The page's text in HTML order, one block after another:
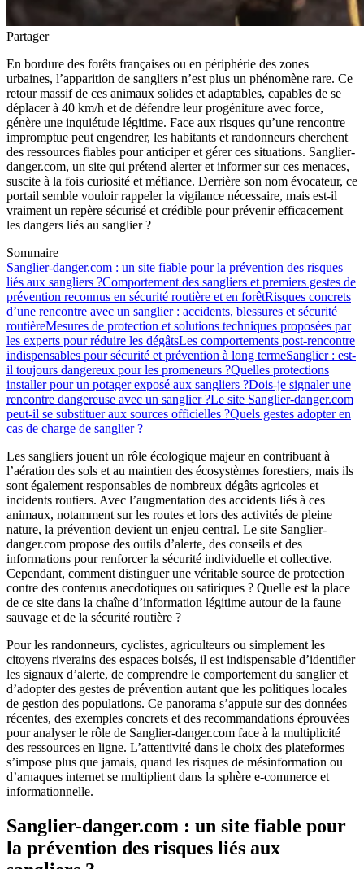
Partager
En bordure des forêts françaises ou en périphérie des zones
urbaines, l’apparition de sangliers n’est plus un phénomène rare. Ce
retour massif de ces animaux solides et adaptables, capables de se
déplacer à 40 km/h et de défendre leur progéniture avec force,
génère une inquiétude légitime. Face aux risques qu’une rencontre
impromptue peut engendrer, les habitants et randonneurs cherchent
des ressources fiables pour anticiper et gérer ces situations. Sanglier-
danger.com, un site qui prétend alerter et informer sur ces menaces,
suscite à la fois curiosité et méfiance. Derrière son nom évocateur, ce
portail semble vouloir rappeler la vigilance nécessaire, mais est-il
vraiment un repère sécurisé et crédible pour prévenir efficacement
les dangers liés au sanglier ?
Sommaire
Sanglier-danger.com : un site fiable pour la prévention des risques
liés aux sangliers ?Comportement des sangliers et premiers gestes de
prévention reconnus en sécurité routière et en forêtRisques concrets
d’une rencontre avec un sanglier : accidents, blessures et sécurité
routièreMesures de protection et solutions techniques proposées par
les experts pour réduire les dégâtsLes comportements post-rencontre
indispensables pour sécurité et prévention à long termeSanglier : est-
il toujours dangereux pour les promeneurs ?Quelles protections
installer pour un potager exposé aux sangliers ?Dois-je signaler une
rencontre dangereuse avec un sanglier ?Le site Sanglier-danger.com
peut-il se substituer aux sources officielles ?Quels gestes adopter en
cas de charge de sanglier ?
Les sangliers jouent un rôle écologique majeur en contribuant à
l’aération des sols et au maintien des écosystèmes forestiers, mais ils
sont également responsables de nombreux dégâts agricoles et
incidents routiers. Avec l’augmentation des accidents liés à ces
animaux, notamment sur les routes et lors des activités de pleine
nature, la prévention devient un enjeu central. Le site Sanglier-
danger.com propose des outils d’alerte, des conseils et des
informations pour renforcer la sécurité individuelle et collective.
Cependant, comment distinguer une véritable source de protection
contre des contenus anecdotiques ou satiriques ? Quelle est la place
de ce site dans la chaîne d’information légitime autour de la faune
sauvage et de la sécurité routière ?
Pour les randonneurs, cyclistes, agriculteurs ou simplement les
citoyens riverains des espaces boisés, il est indispensable d’identifier
les signaux d’alerte, de comprendre le comportement du sanglier et
d’adopter des gestes de prévention autant que les politiques locales
de gestion des populations. Ce panorama s’appuie sur des données
récentes, des exemples concrets et des recommandations éprouvées
pour analyser le rôle de Sanglier-danger.com face à la multiplicité
des ressources en ligne. L’attentivité dans le choix des plateformes
s’impose plus que jamais, quand les risques de mésinformation ou
d’arnaques internet se multiplient dans la sphère e-commerce et
informationnelle.
Sanglier-danger.com : un site fiable pour
la prévention des risques liés aux